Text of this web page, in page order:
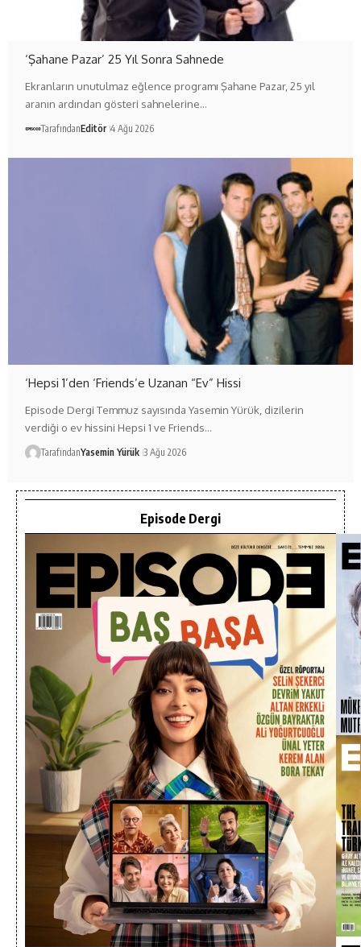
‘Şahane Pazar’ 25 Yıl Sonra Sahnede
Ekranların unutulmaz eğlence programı Şahane Pazar, 25 yıl
aranın ardından gösteri sahnelerine…
TarafındanEditör 4 Ağu 2026
‘Hepsi 1’den ‘Friends’e Uzanan “Ev” Hissi
Episode Dergi Temmuz sayısında Yasemin Yürük, dizilerin
verdiği o ev hissini Hepsi 1 ve Friends…
TarafındanYasemin Yürük 3 Ağu 2026
Episode Dergi